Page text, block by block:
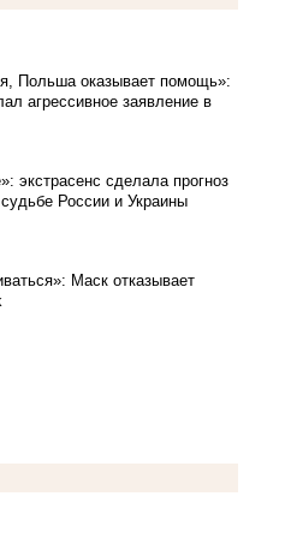
Польша оказывает помощь»:
агрессивное заявление в
экстрасенс сделала прогноз
России и Украины
Маск отказывает